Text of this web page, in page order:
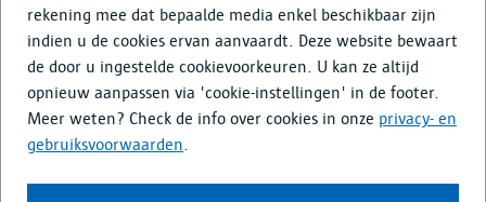
rekening mee dat bepaalde media enkel beschikbaar zijn
indien u de cookies ervan aanvaardt. Deze website bewaart
de door u ingestelde cookievoorkeuren. U kan ze altijd
opnieuw aanpassen via 'cookie-instellingen' in de footer.
Meer weten? Check de info over cookies in onze privacy- en
gebruiksvoorwaarden.